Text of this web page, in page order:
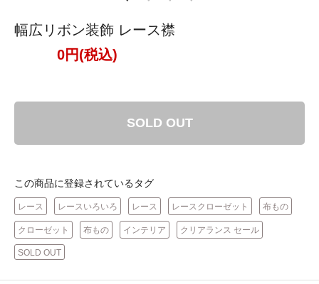
幅広リボン装飾 レース襟
0円(税込)
SOLD OUT
この商品に登録されているタグ
レース レースいろいろ レース レースクローゼット 布もの
クローゼット 布もの インテリア クリアランス セール
SOLD OUT